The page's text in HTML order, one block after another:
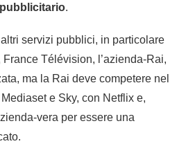
.
servizi pubblici, in particolare
Télévision, l’azienda-Rai,
ma la Rai deve competere nel
e Sky, con Netflix e,
vera per essere una